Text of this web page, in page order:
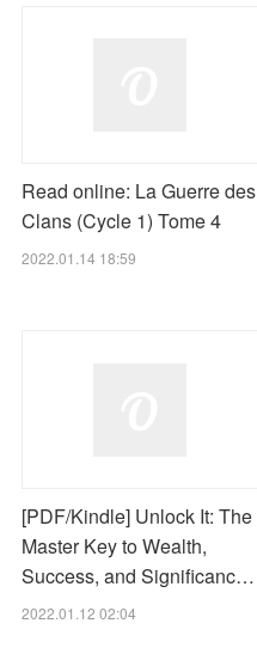
Read online: La Guerre des
Clans (Cycle 1) Tome 4
2022.01.14 18:59
[PDF/Kindle] Unlock It: The
Master Key to Wealth,
Success, and Significanc…
2022.01.12 02:04